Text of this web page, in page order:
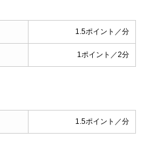
1.5ポイント／分
1ポイント／2分
1.5ポイント／分